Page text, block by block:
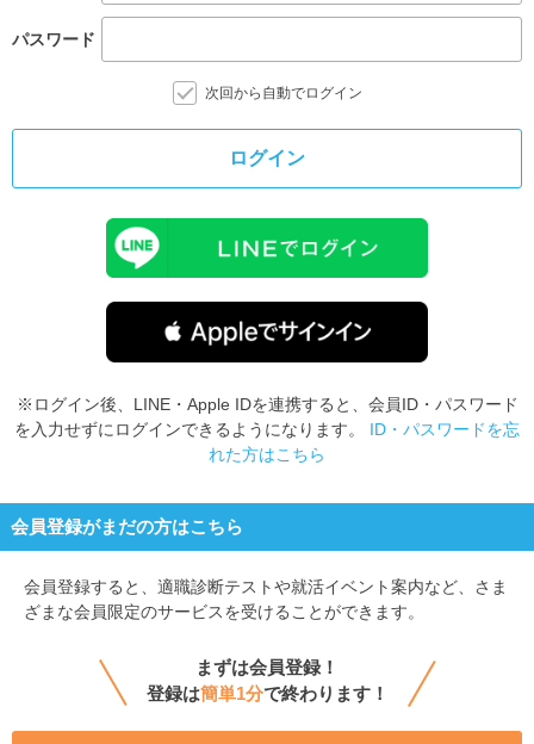
パスワード
次回から自動でログイン
ログイン
※ログイン後、LINE・Apple IDを連携すると、会員ID・パスワード
を入力せずにログインできるようになります。 ID・パスワードを忘
れた方はこちら
会員登録がまだの方はこちら
会員登録すると、 適職診断テストや就活イベント案内など、さま
ざまな会員限定のサービスを受けることができます。
まずは会員登録！
登録は簡単1分で終わります！